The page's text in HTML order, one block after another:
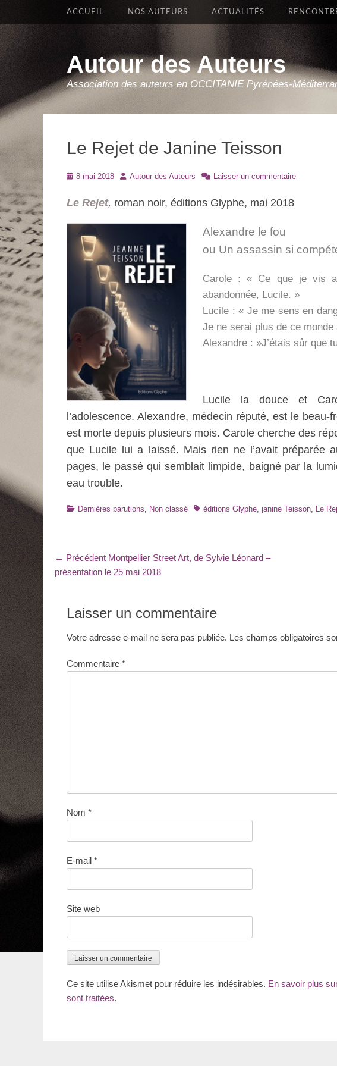
Autour des Auteurs
Association des auteurs en OCCITANIE Pyrénées-
Premier Menu
Aller
ACCUEIL NOS AUTEURS ACTUALITÉS
Le Rejet de Janine Teisson
Posté8 mai 2018 Auteur
Autour des Auteurs Laisser un commentaire
Le Rejet, roman noir, éditions Glyphe, mai 2018
Alexandre le fou
ou Un assassin si
Carole : « Ce que je vis
abandonnée, Lucile. »
Lucile : « Je me sens en
Je ne serai plus de ce
Alexandre : »J’étais sûr que
Lucile la douce et
l’adolescence. Alexandre, médecin réputé, est le beau-
est morte depuis plusieurs mois. Carole cherche des
que Lucile lui a laissé. Mais rien ne l’avait préparée
pages, le passé qui semblait limpide, baigné par la
eau trouble.
Catégories
Dernières parutions, Non classé Tagséditions Glyphe, janine Teisson, Le
Navigation
de
← Précédent Article
précédent
Montpellier Street Art, de Sylvie Léonard –
présentation le 25 mai 2018
Laisser un commentaire
Votre adresse e-mail ne sera pas publiée. Les champs obligatoires
Commentaire *
Nom *
E-mail *
Site web
Ce site utilise Akismet pour réduire les indésirables. En savoir plus
sont traitées.